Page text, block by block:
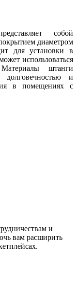
собой
диаметром
для установки в
использоваться
штанги
и
в помещениях с
и
вам расширить